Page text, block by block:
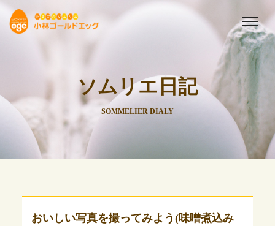
ソムリエ日記
SOMMELIER DIALY
おいしい写真を撮ってみよう(味噌煮込み